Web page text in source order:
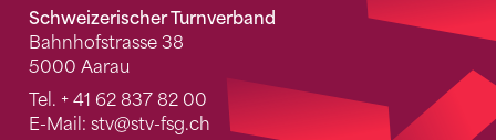
Schweizerischer Turnverband
Bahnhofstrasse 38
5000 Aarau
Tel. + 41 62 837 82 00
E-Mail: stv@stv-fsg.ch